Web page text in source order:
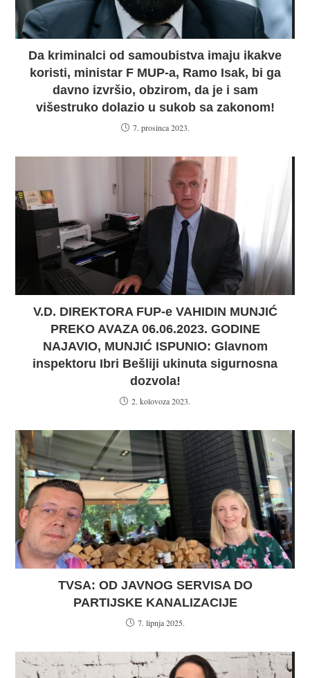
Da kriminalci od samoubistva imaju ikakve
koristi, ministar F MUP-a, Ramo Isak, bi ga
davno izvršio, obzirom, da je i sam
višestruko dolazio u sukob sa zakonom!
7. prosinca 2023.
V.D. DIREKTORA FUP-e VAHIDIN MUNJIĆ
PREKO AVAZA 06.06.2023. GODINE
NAJAVIO, MUNJIĆ ISPUNIO: Glavnom
inspektoru Ibri Bešliji ukinuta sigurnosna
dozvola!
2. kolovoza 2023.
TVSA: OD JAVNOG SERVISA DO
PARTIJSKE KANALIZACIJE
7. lipnja 2025.